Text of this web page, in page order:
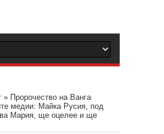
» Пророчество на Ванга
медии: Майка Русия, под
Мария, ще оцелее и ще